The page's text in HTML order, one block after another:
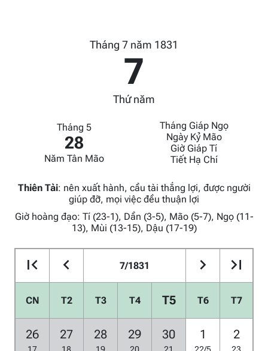
Tháng 7 năm 1831
7
Thứ năm
Tháng 5
28
Năm Tân Mão
Tháng Giáp Ngọ
Ngày Kỷ Mão
Giờ Giáp Tí
Tiết Hạ Chí
Thiên Tài: nên xuất hành, cầu tài thắng lợi, được người
giúp đỡ, mọi việc đều thuận lợi
Giờ hoàng đạo: Tí (23-1), Dần (3-5), Mão (5-7), Ngọ (11-
13), Mùi (13-15), Dậu (17-19)
7/1831
CN T2 T3 T4 T5 T6 T7
26 27 28 29 30 1 2